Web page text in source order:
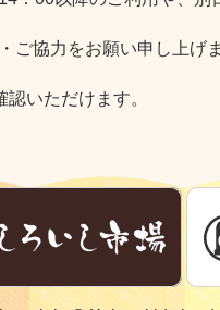
ご協力をお願い申し上げま
認いただけます。